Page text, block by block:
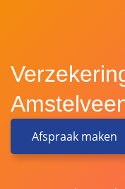
Afspraak maken